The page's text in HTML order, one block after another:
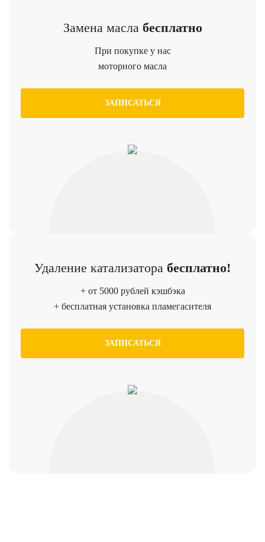
Замена масла бесплатно
При покупке у нас
моторного масла
ЗАПИСАТЬСЯ
Удаление катализатора бесплатно!
+ от 5000 рублей кэшбэка
+ бесплатная установка пламегасителя
ЗАПИСАТЬСЯ